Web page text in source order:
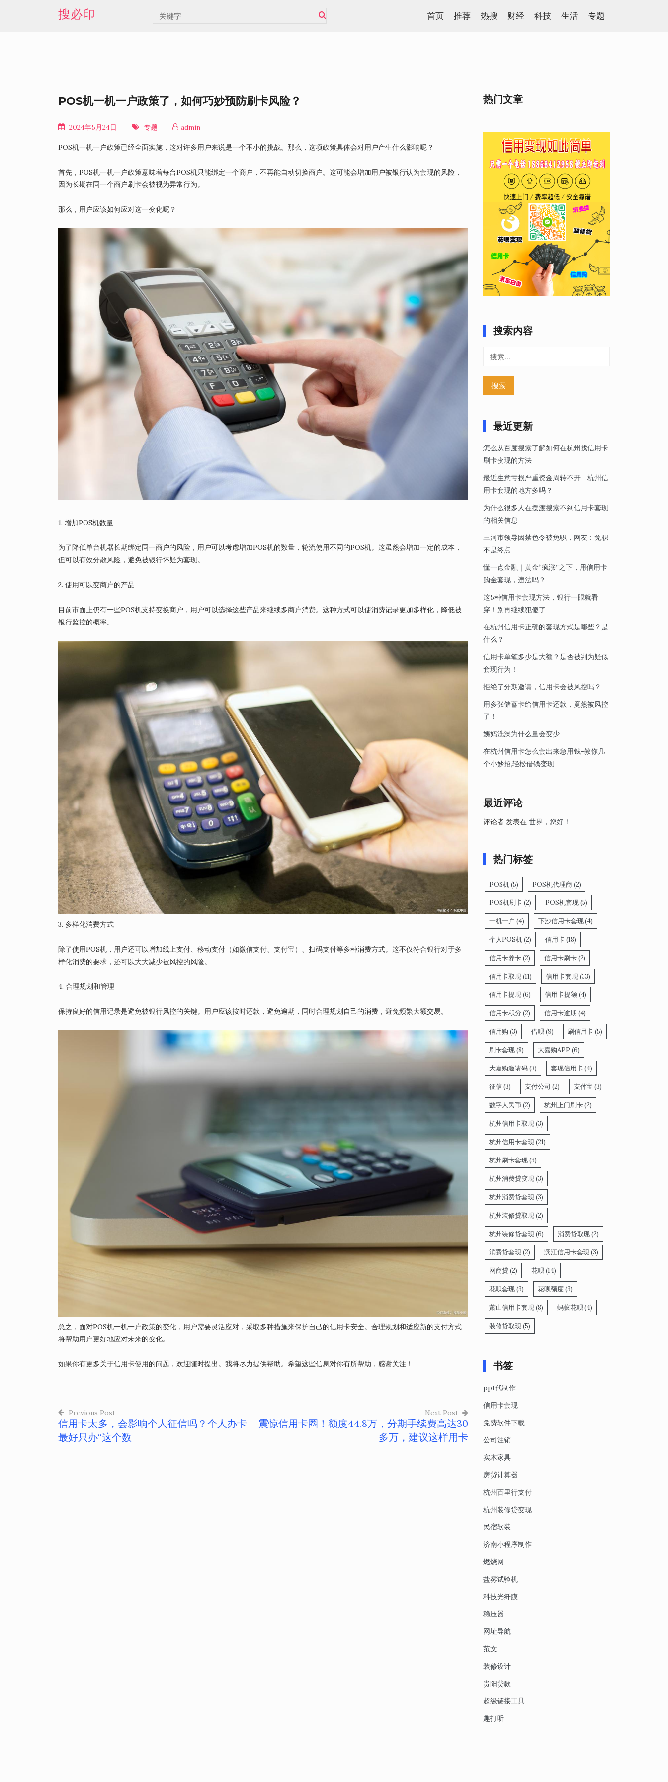
搜必印 首页 推荐 热搜 财经 科技 生活 专题
POS机一机一户政策了，如何巧妙预防刷卡风险？
2024年5月24日 专题 admin
POS机一机一户政策已经全面实施，这对许多用户来说是一个不小的挑战。那么，这项政策具体会对用户产生什么影响呢？
首先，POS机一机一户政策意味着每台POS机只能绑定一个商户，不再能自动切换商户。这可能会增加用户被银行认为套现的风险，
因为长期在同一个商户刷卡会被视为异常行为。
那么，用户应该如何应对这一变化呢？
1. 增加POS机数量
为了降低单台机器长期绑定同一商户的风险，用户可以考虑增加POS机的数量，轮流使用不同的POS机。这虽然会增加一定的成本，
但可以有效分散风险，避免被银行怀疑为套现。
2. 使用可以变商户的产品
目前市面上仍有一些POS机支持变换商户，用户可以选择这些产品来继续多商户消费。这种方式可以使消费记录更加多样化，降低被
银行监控的概率。
3. 多样化消费方式
除了使用POS机，用户还可以增加线上支付、移动支付（如微信支付、支付宝）、扫码支付等多种消费方式。这不仅符合银行对于多
样化消费的要求，还可以大大减少被风控的风险。
4. 合理规划和管理
保持良好的信用记录是避免被银行风控的关键。用户应该按时还款，避免逾期，同时合理规划自己的消费，避免频繁大额交易。
总之，面对POS机一机一户政策的变化，用户需要灵活应对，采取多种措施来保护自己的信用卡安全。合理规划和适应新的支付方式
将帮助用户更好地应对未来的变化。
如果你有更多关于信用卡使用的问题，欢迎随时提出。我将尽力提供帮助。希望这些信息对你有所帮助，感谢关注！
文
章
Previous Post
信用卡太多，会影响个人征信吗？个人办卡
最好只办“这个数
Next Post
震惊信用卡圈！额度44.8万，分期手续费高达30
多万，建议这样用卡
热门文章
搜索内容
最近更新
怎么从百度搜索了解如何在杭州找信用卡
刷卡变现的方法
最近生意亏损严重资金周转不开，杭州信
用卡套现的地方多吗？
为什么很多人在摆渡搜索不到信用卡套现
的相关信息
三河市领导因禁色令被免职，网友：免职
不是终点
懂一点金融｜黄金“疯涨”之下，用信用卡
购金套现，违法吗？
这5种信用卡套现方法，银行一眼就看
穿！别再继续犯傻了
在杭州信用卡正确的套现方式是哪些？是
什么？
信用卡单笔多少是大额？是否被判为疑似
套现行为！
拒绝了分期邀请，信用卡会被风控吗？
用多张储蓄卡给信用卡还款，竟然被风控
了！
姨妈洗澡为什么量会变少
在杭州信用卡怎么套出来急用钱-教你几
个小妙招,轻松借钱变现
最近评论
评论者 发表在 世界，您好！
热门标签
POS机(5) POS机代理商(2)
POS机刷卡(2) POS机套现(5)
一机一户 (4) 下沙信用卡套现(4)
个人POS机(2) 信用卡(18)
信用卡养卡(2) 信用卡刷卡(2)
信用卡取现(11) 信用卡套现(33)
信用卡提现(6) 信用卡提额(4)
信用卡积分 (2) 信用卡逾期 (4)
信用购 (3) 借呗 (9) 刷信用卡(5)
刷卡套现(8) 大嘉购APP (6)
大嘉购邀请码(3) 套现信用卡(4)
征信(3) 支付公司 (2) 支付宝 (3)
数字人民币 (2) 杭州上门刷卡(2)
杭州信用卡取现(3)
杭州信用卡套现(21)
杭州刷卡套现(3)
杭州消费贷变现(3)
杭州消费贷套现(3)
杭州装修贷取现(2)
杭州装修贷套现(6) 消费贷取现(2)
消费贷套现(2) 滨江信用卡套现(3)
网商贷(2) 花呗 (14)
花呗套现(3) 花呗额度(3)
萧山信用卡套现(8) 蚂蚁花呗 (4)
装修贷取现(5)
书签
ppt代制作
信用卡套现
免费软件下载
公司注销
实木家具
房贷计算器
杭州百里行支付
杭州装修贷变现
民宿软装
济南小程序制作
燃烧网
盐雾试验机
科技光纤膜
稳压器
网址导航
范文
装修设计
贵阳贷款
超级链接工具
趣打听